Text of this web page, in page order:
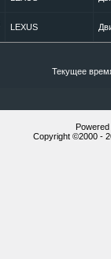
LEXUS
Текущее
Copyright ©2000 -